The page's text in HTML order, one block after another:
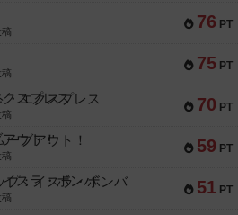
76 PT
75 PT
70 PT
・エクスプレス
59 PT
ブアウト！
51 PT
プ：イスラ・ボンバ